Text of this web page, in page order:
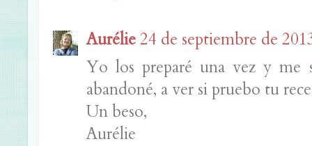
Aurélie24 de septiembre de
Yo los preparé una vez y me
abandoné, a ver si pruebo tu
Un beso,
Aurélie